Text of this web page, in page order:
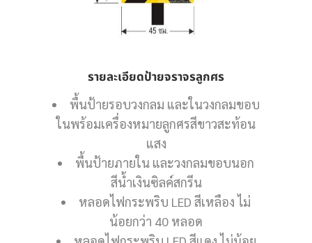
รายละเอียดป้ายจราจรลูกศร
พื้นป้ายรอบวงกลม และในวงกลมขอบ
ในพร้อมเครื่องหมายลูกศรสีขาวสะท้อน
แสง
พื้นป้ายภายใน และวงกลมขอบนอก
สีน้ำเงินซิลค์สกรีน
หลอดไฟกระพริบ LED สีเหลือง ไม่
น้อยกว่า 40 หลอด